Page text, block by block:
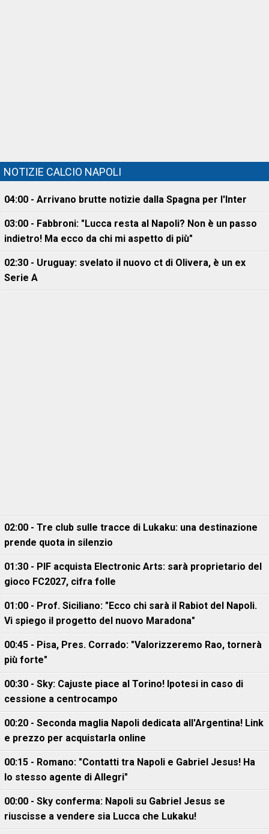
NOTIZIE CALCIO NAPOLI
04:00 - Arrivano brutte notizie dalla Spagna per l'Inter
03:00 - Fabbroni: "Lucca resta al Napoli? Non è un passo
indietro! Ma ecco da chi mi aspetto di più"
02:30 - Uruguay: svelato il nuovo ct di Olivera, è un ex
Serie A
02:00 - Tre club sulle tracce di Lukaku: una destinazione
prende quota in silenzio
01:30 - PIF acquista Electronic Arts: sarà proprietario del
gioco FC2027, cifra folle
01:00 - Prof. Siciliano: "Ecco chi sarà il Rabiot del Napoli.
Vi spiego il progetto del nuovo Maradona"
00:45 - Pisa, Pres. Corrado: "Valorizzeremo Rao, tornerà
più forte"
00:30 - Sky: Cajuste piace al Torino! Ipotesi in caso di
cessione a centrocampo
00:20 - Seconda maglia Napoli dedicata all'Argentina! Link
e prezzo per acquistarla online
00:15 - Romano: "Contatti tra Napoli e Gabriel Jesus! Ha
lo stesso agente di Allegri"
00:00 - Sky conferma: Napoli su Gabriel Jesus se
riuscisse a vendere sia Lucca che Lukaku!